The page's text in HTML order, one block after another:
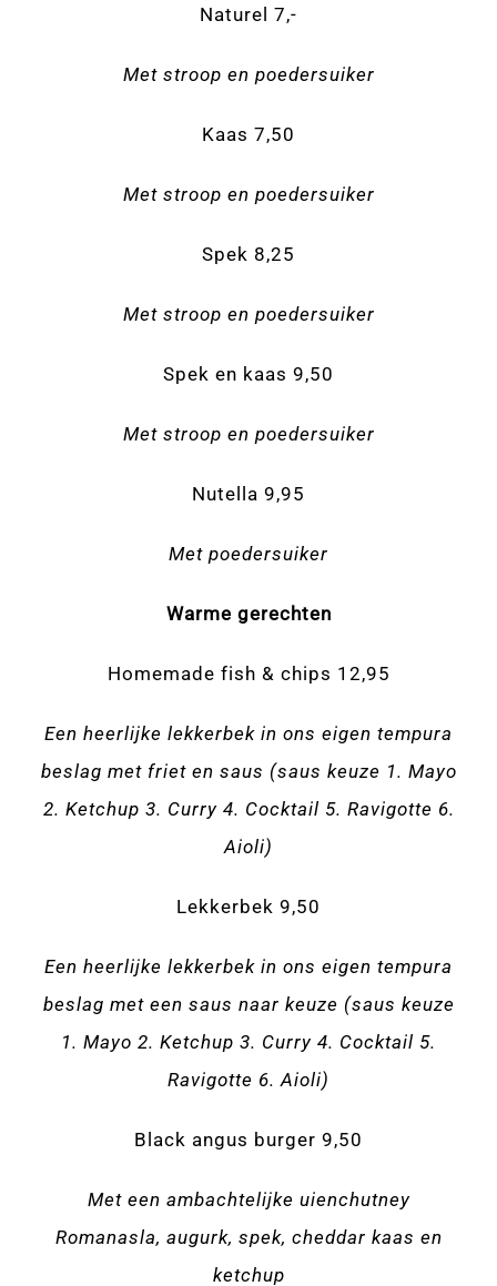
Naturel 7,-
Met stroop en poedersuiker
Kaas 7,50
Met stroop en poedersuiker
Spek 8,25
Met stroop en poedersuiker
Spek en kaas 9,50
Met stroop en poedersuiker
Nutella 9,95
Met poedersuiker
Warme gerechten
Homemade fish & chips 12,95
Een heerlijke lekkerbek in ons eigen tempura
beslag met friet en saus (saus keuze 1. Mayo
2. Ketchup 3. Curry 4. Cocktail 5. Ravigotte 6.
Aioli)
Lekkerbek 9,50
Een heerlijke lekkerbek in ons eigen tempura
beslag met een saus naar keuze (saus keuze
1. Mayo 2. Ketchup 3. Curry 4. Cocktail 5.
Ravigotte 6. Aioli)
Black angus burger 9,50
Met een ambachtelijke uienchutney
Romanasla, augurk, spek, cheddar kaas en
ketchup